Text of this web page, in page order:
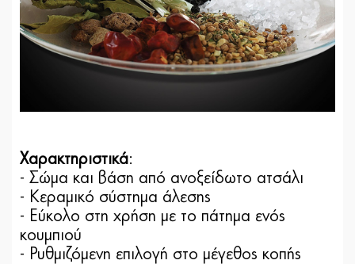
Χαρακτηριστικά:
- Σώµα και βάση από ανοξείδωτο ατσάλι
- Κεραµικό σύστηµα άλεσης
- Εύκολο στη χρήση µε το πάτηµα ενός
κουµπιού
- Ρυθµιζόµενη επιλογή στο µέγεθος κοπής